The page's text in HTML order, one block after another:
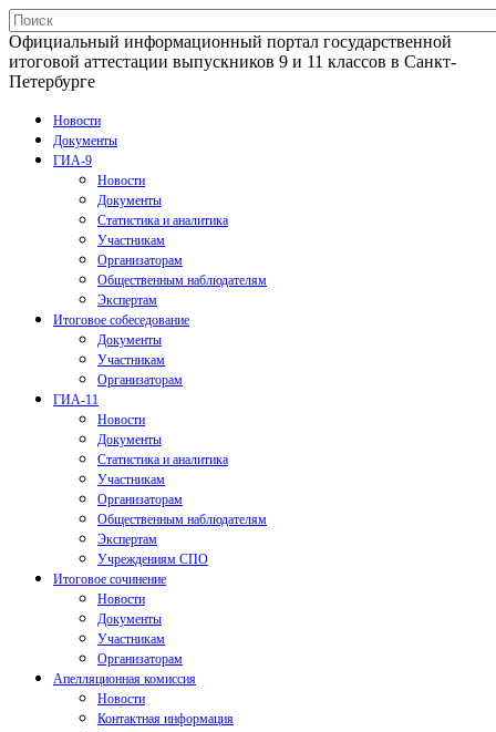
Официальный информационный портал государственной
итоговой аттестации выпускников 9 и 11 классов в Санкт-
Петербурге
Новости
Документы
ГИА-9
Новости
Документы
Статистика и аналитика
Участникам
Организаторам
Общественным наблюдателям
Экспертам
Итоговое собеседование
Документы
Участникам
Организаторам
ГИА-11
Новости
Документы
Статистика и аналитика
Участникам
Организаторам
Общественным наблюдателям
Экспертам
Учреждениям СПО
Итоговое сочинение
Новости
Документы
Участникам
Организаторам
Апелляционная комиссия
Новости
Контактная информация